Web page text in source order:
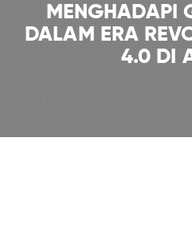
MENGHADAPI
DALAM ERA
4.0 DI